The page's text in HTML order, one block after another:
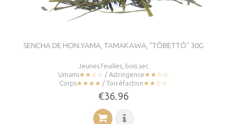
SENCHA DE HON.YAMA, TAMAKAWA, "TÔBETTÔ" 30G
Jeunes feuilles, bois sec
Umami★★☆☆ / Astringence★★☆☆
Corps★★★★ / Torréfaction★★☆☆
€36.96